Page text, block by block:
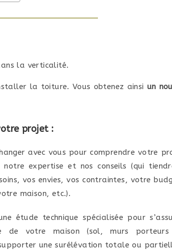
la verticalité.
la toiture. Vous obtenez ainsi un
projet :
avec vous pour comprendre votre
expertise et nos conseils (qui
vos envies, vos contraintes, votre
maison, etc.).
étude technique spécialisée pour
de votre maison (sol, murs
une surélévation totale ou